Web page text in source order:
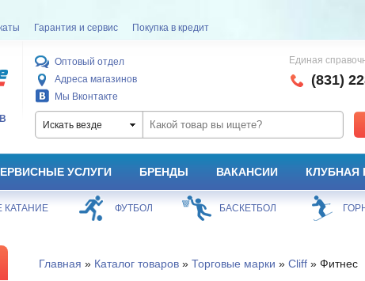
Гарантия и сервис Покупка в кредит
Оптовый отдел
Адреса магазинов
Мы Вконтакте
Единая
(831)
Искать везде
УСЛУГИ БРЕНДЫ ВАКАНСИИ КЛУБНАЯ
КАТАНИЕ ФУТБОЛ БАСКЕТБОЛ
Главная » Каталог товаров» Торговые марки » Cliff» Фитнес